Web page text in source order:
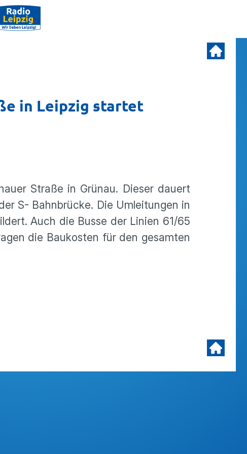
in Leipzig startet
Straße in Grünau. Dieser dauert
S- Bahnbrücke. Die Umlei­tungen in
Auch die Busse der Linien 61/65
die Baukosten für den gesamten